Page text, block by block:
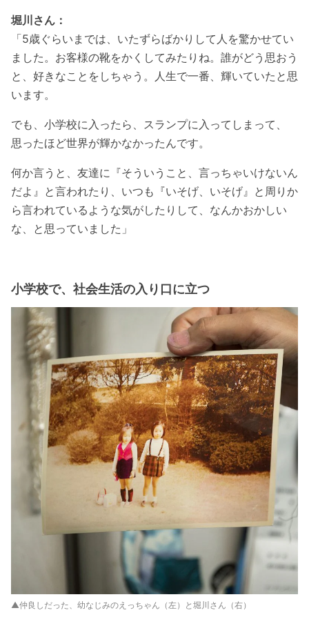
堀川さん：
「5歳ぐらいまでは、いたずらばかりして人を驚かせてい
ました。お客様の靴をかくしてみたりね。誰がどう思おう
と、好きなことをしちゃう。人生で一番、輝いていたと思
います。
でも、小学校に入ったら、スランプに入ってしまって、
思ったほど世界が輝かなかったんです。
何か言うと、友達に『そういうこと、言っちゃいけないん
だよ』と言われたり、いつも『いそげ、いそげ』と周りか
ら言われているような気がしたりして、なんかおかしい
な、と思っていました」
小学校で、社会生活の入り口に立つ
▲仲良しだった、幼なじみのえっちゃん（左）と堀川さん（右）